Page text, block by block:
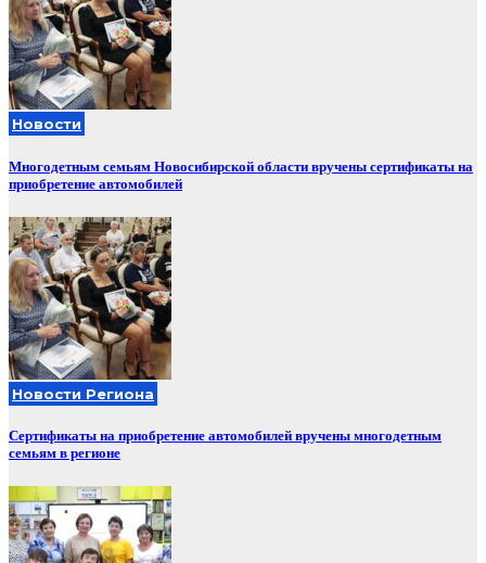
Новости
Многодетным семьям Новосибирской области вручены сертификаты на
приобретение автомобилей
Новости Региона
Сертификаты на приобретение автомобилей вручены многодетным
семьям в регионе